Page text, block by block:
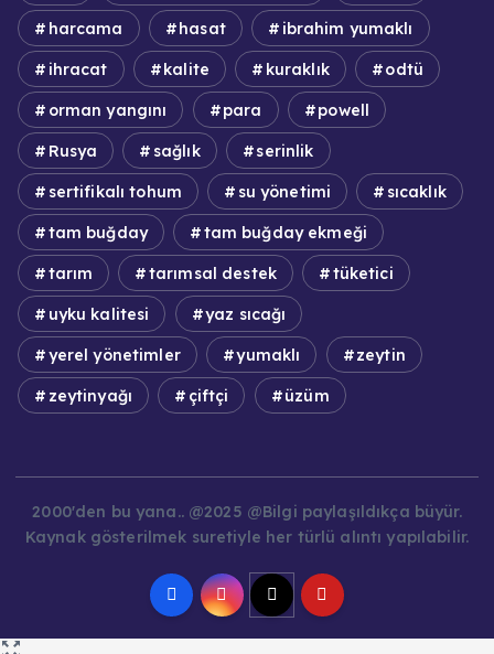
harcama hasat ibrahim yumaklı
ihracat kalite kuraklık odtü
orman yangını para powell
Rusya sağlık serinlik
sertifikalı tohum su yönetimi sıcaklık
tam buğday tam buğday ekmeği
tarım tarımsal destek tüketici
uyku kalitesi yaz sıcağı
yerel yönetimler yumaklı zeytin
zeytinyağı çiftçi üzüm
2000'den bu yana.. @2025 @Bilgi paylaşıldıkça büyür.
Kaynak gösterilmek suretiyle her türlü alıntı yapılabilir.